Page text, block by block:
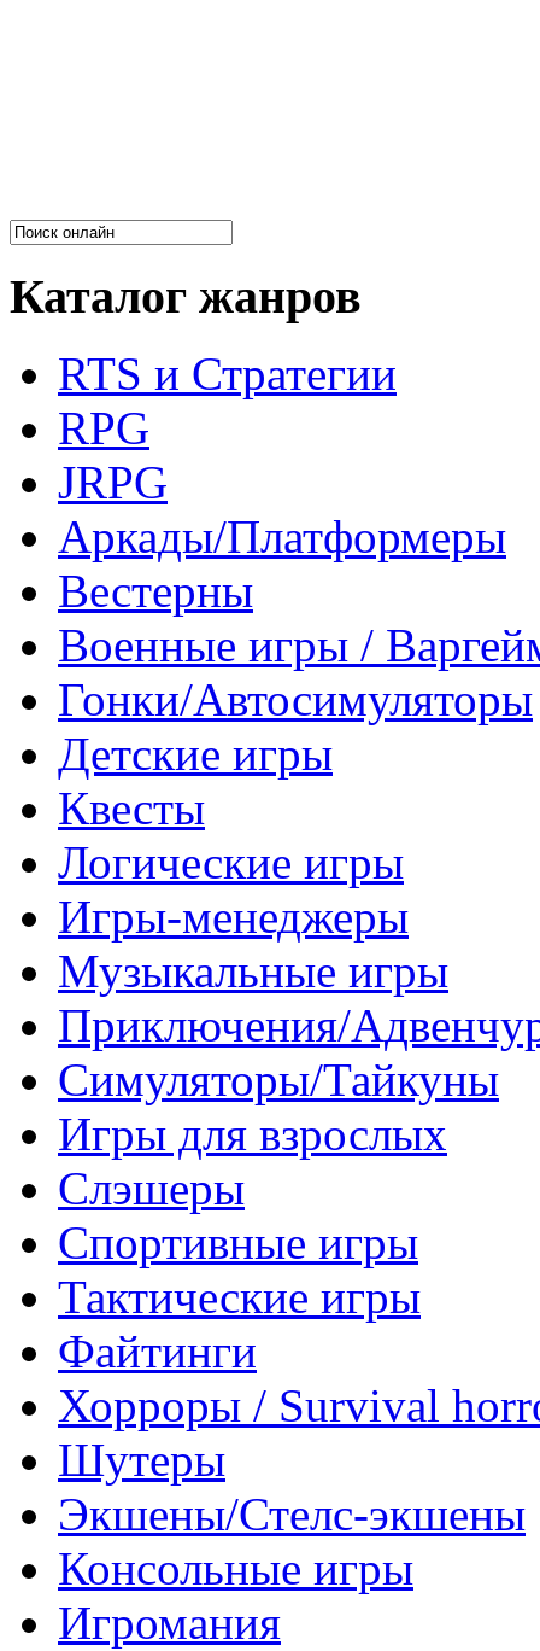
Каталог жанров
RTS и Стратегии
RPG
JRPG
Аркады/Платформеры
Вестерны
Военные игры /
Гонки/Автосимуляторы
Детские игры
Квесты
Логические игры
Игры-менеджеры
Музыкальные игры
Приключения/
Симуляторы/Тайкуны
Игры для взрослых
Слэшеры
Спортивные игры
Тактические игры
Файтинги
Хорроры / Survival
Шутеры
Экшены/Стелс-экшены
Консольные игры
Игромания